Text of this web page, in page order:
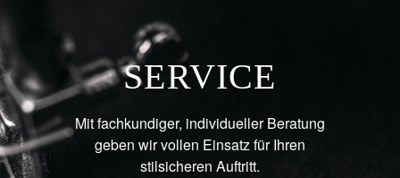
SERVICE
Mit fachkundiger, individueller Beratung
geben wir vollen Einsatz für Ihren
stilsicheren Auftritt.